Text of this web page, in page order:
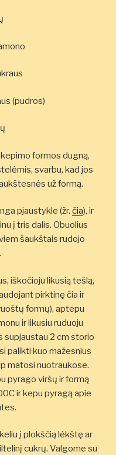
(pudros)
formos dugną,
svarbu, kad jos
už formą.
pjaustykle (žr. čia), ir
į tris dalis. Obuolius
šaukštais rudojo
iškočioju likusią tešlą,
pirktinę čia ir
formų), aptepu
ir likusiu ruduoju
supjaustau 2 cm storio
palikti kuo mažesnius
matosi nuotraukose.
pyrago viršų ir formą
ir kepu pyragą apie
į plokščią lėkštę ar
cukrų. Valgome su